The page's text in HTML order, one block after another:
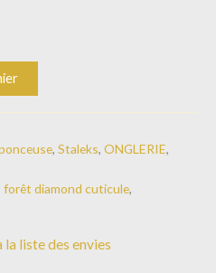
, Staleks, ONGLERIE,
forêt diamond cuticule,
la liste des envies